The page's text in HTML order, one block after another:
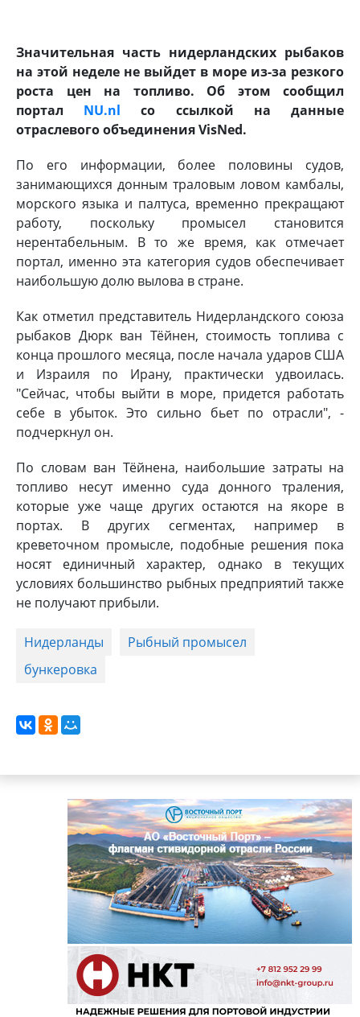
Значительная часть нидерландских рыбаков
на этой неделе не выйдет в море из-за резкого
роста цен на топливо. Об этом сообщил
портал NU.nl со ссылкой на данные
отраслевого объединения VisNed.
По его информации, более половины судов,
занимающихся донным траловым ловом камбалы,
морского языка и палтуса, временно прекращают
работу, поскольку промысел становится
нерентабельным. В то же время, как отмечает
портал, именно эта категория судов обеспечивает
наибольшую долю вылова в стране.
Как отметил представитель Нидерландского союза
рыбаков Дюрк ван Тёйнен, стоимость топлива с
конца прошлого месяца, после начала ударов США
и Израиля по Ирану, практически удвоилась.
"Сейчас, чтобы выйти в море, придется работать
себе в убыток. Это сильно бьет по отрасли", -
подчеркнул он.
По словам ван Тёйнена, наибольшие затраты на
топливо несут именно суда донного траления,
которые уже чаще других остаются на якоре в
портах. В других сегментах, например в
креветочном промысле, подобные решения пока
носят единичный характер, однако в текущих
условиях большинство рыбных предприятий также
не получают прибыли.
Нидерланды
Рыбный промысел
бункеровка